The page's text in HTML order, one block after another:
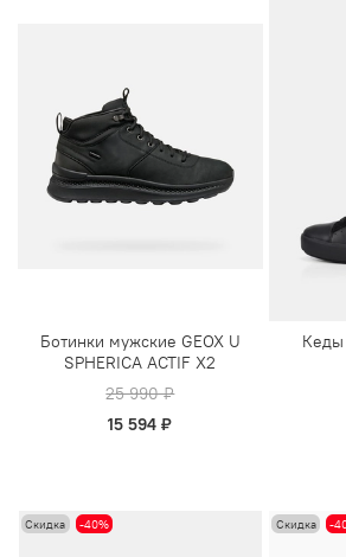
Ботинки мужские GEOX U
SPHERICA ACTIF X2
25 990 ₽
15 594 ₽
Кеды
Скидка -40% Скидка -